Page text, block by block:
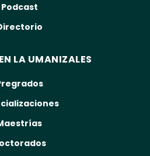
Podcast
LA UMANIZALES